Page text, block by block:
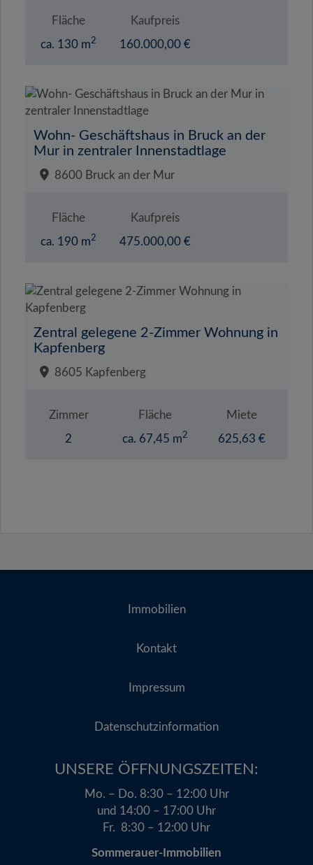
Fläche
ca. 130 m2
Kaufpreis
160.000,00 €
Wohn- Geschäftshaus in Bruck an der
Mur in zentraler Innenstadtlage
8600 Bruck an der Mur
Fläche
ca. 190 m2
Kaufpreis
475.000,00 €
Zentral gelegene 2-Zimmer Wohnung in
Kapfenberg
8605 Kapfenberg
Zimmer
2
Fläche
ca. 67,45 m2
Miete
625,63 €
Immobilien
Kontakt
Impressum
Datenschutzinformation
UNSERE ÖFFNUNGSZEITEN:​
Mo. – Do. 8:30 – 12:00 Uhr
und 14:00 – 17:00 Uhr
Fr. 8:30 – 12:00 Uhr
Sommerauer-Immobilien